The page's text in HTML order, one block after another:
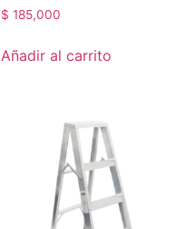
$ 185,000
Añadir al carrito